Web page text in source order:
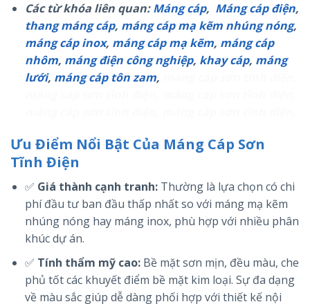
Các từ khóa liên quan:Máng cáp, Máng cáp điện,
thang máng cáp, máng cáp mạ kẽm nhúng nóng,
máng cáp inox, máng cáp mạ kẽm, máng cáp
nhôm, máng điện công nghiệp, khay cáp, máng
lưới, máng cáp tôn zam,
Ưu Điểm Nổi Bật Của Máng Cáp Sơn
Tĩnh Điện
✅ Giá thành cạnh tranh:Thường là lựa chọn có chi
phí đầu tư ban đầu thấp nhất so với máng mạ kẽm
nhúng nóng hay máng inox, phù hợp với nhiều phân
khúc dự án.
✅ Tính thẩm mỹ cao:Bề mặt sơn mịn, đều màu, che
phủ tốt các khuyết điểm bề mặt kim loại. Sự đa dạng
về màu sắc giúp dễ dàng phối hợp với thiết kế nội